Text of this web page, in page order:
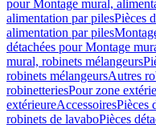
pour Montage mural,
alimentation par pilesPièces
alimentation par piles
détachées pour Montage
mural, robinets mélangeurs
robinets mélangeursAutres
robinetteriesPour zone
extérieureAccessoiresPièces
robinets de lavaboPièces